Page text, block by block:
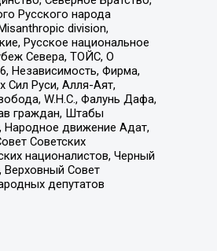
Русского народа
division,
Русское национальное
Севера, ТОЙС, О
Независимость, Фирма,
Сил Руси, Алля-Аят,
W.H.С., Фалунь Дафа,
граждан, Штабы
Народное движение Адат,
Советских
националистов, Черный
Верховный Совет
депутатов